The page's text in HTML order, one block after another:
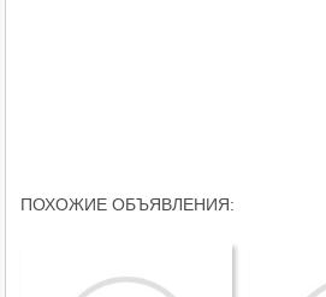
ПОХОЖИЕ ОБЪЯВЛЕНИЯ: